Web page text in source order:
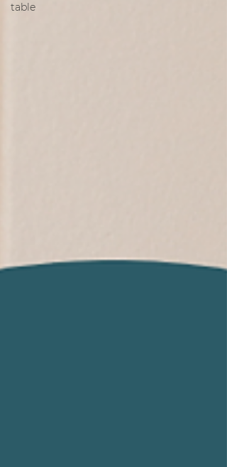
table